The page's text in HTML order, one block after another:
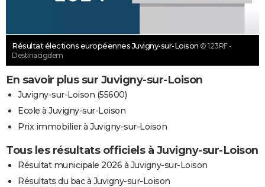
Résultat élections européennes Juvigny-sur-Loison © 123RF -
Destinacigdem
En savoir plus sur Juvigny-sur-Loison
Juvigny-sur-Loison (55600)
Ecole à Juvigny-sur-Loison
Prix immobilier à Juvigny-sur-Loison
Tous les résultats officiels à Juvigny-sur-Loison
Résultat municipale 2026 à Juvigny-sur-Loison
Résultats du bac à Juvigny-sur-Loison